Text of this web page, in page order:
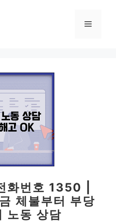
메
화번호 1350 |
체불부터 부당
노동 상담